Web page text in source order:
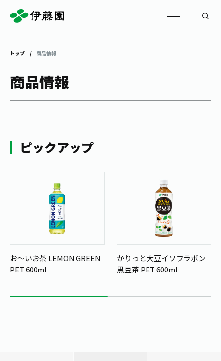
お〜いお茶
TULLY'S COFFEE
1日分の野菜
商品情報
ブランドから探す
カテゴリーから探す
お茶を知る・楽しむ
お茶のいれ方
動画ギャラリー
レシピ集
体験・イベント
体験・イベント
工場見学
お茶の複合型博物館
店舗・通販
伊藤園の店舗トップ
茶寮伊藤園
お客様相談室
企業情報 GLOBAL
トップ 商品情報
商品情報
ピックアップ
お～いお茶 LEMON GREEN
PET 600ml
かりっと大豆イソフラボン
黒豆茶 PET 600ml